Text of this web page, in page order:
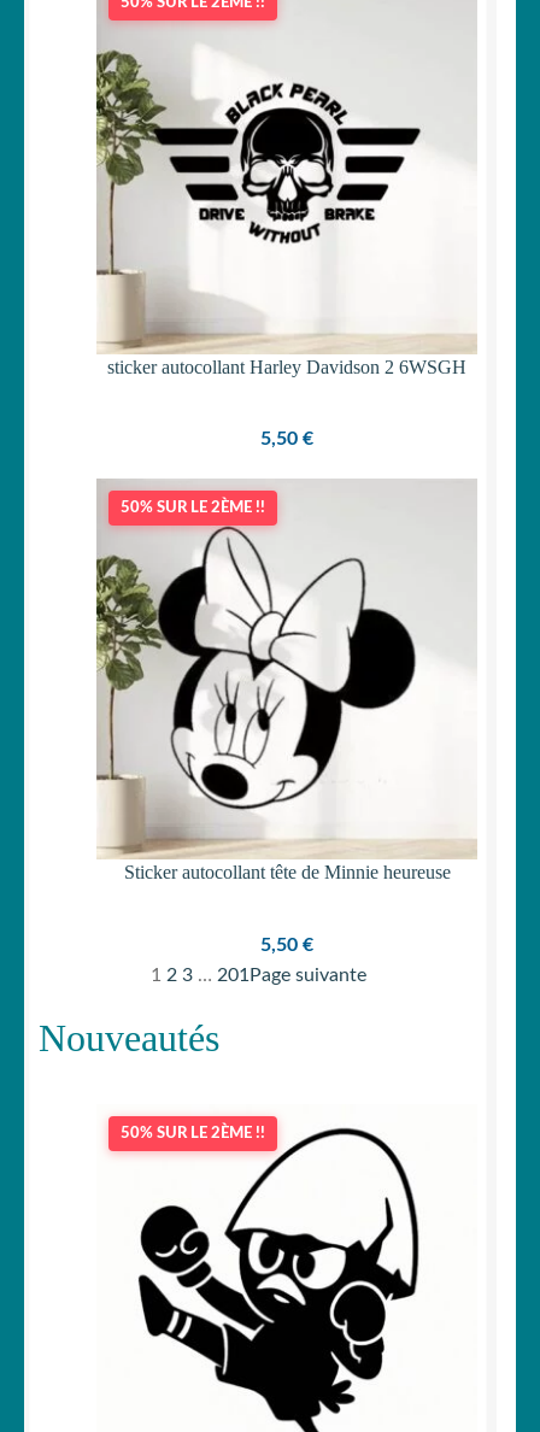
sticker autocollant Harley Davidson 2 6WSGH
5,50 €
50% SUR LE 2ÈME !!
Sticker autocollant tête de Minnie heureuse
5,50 €
1 2 3 … 201 Page suivante
Nouveautés
50% SUR LE 2ÈME !!